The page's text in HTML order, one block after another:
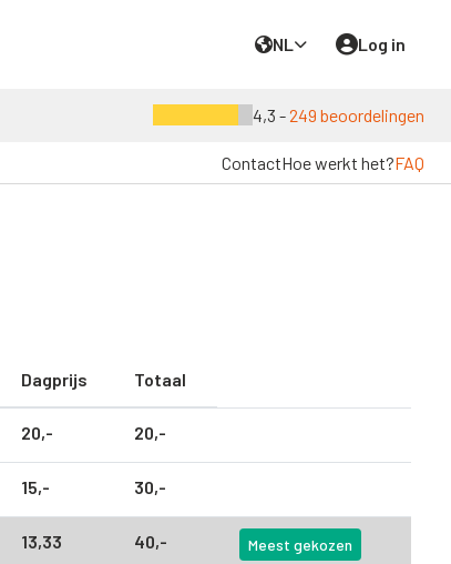
NL Log in
4,3 -249 beoordelingen
ContactHoe werkt het?FAQ
Dagprijs Totaal
20,- 20,-
15,- 30,-
13,33 40,- Meest gekozen